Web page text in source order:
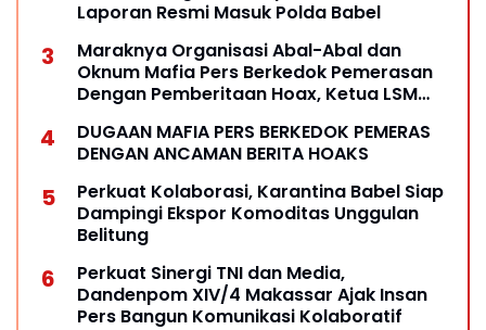
Laporan Resmi Masuk Polda Babel
Maraknya Organisasi Abal-Abal dan
Oknum Mafia Pers Berkedok Pemerasan
Dengan Pemberitaan Hoax, Ketua LSM
Bertindak
DUGAAN MAFIA PERS BERKEDOK PEMERAS
DENGAN ANCAMAN BERITA HOAKS
Perkuat Kolaborasi, Karantina Babel Siap
Dampingi Ekspor Komoditas Unggulan
Belitung
Perkuat Sinergi TNI dan Media,
Dandenpom XIV/4 Makassar Ajak Insan
Pers Bangun Komunikasi Kolaboratif